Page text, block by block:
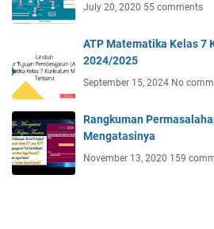
July 20, 2020 55 comments
ATP Matematika Kelas 7
2024/2025
September 15, 2024 No
Rangkuman
Mengatasinya
November 13, 2020 159